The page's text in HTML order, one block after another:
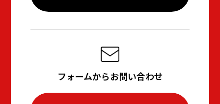
フォームからお問い合わせ